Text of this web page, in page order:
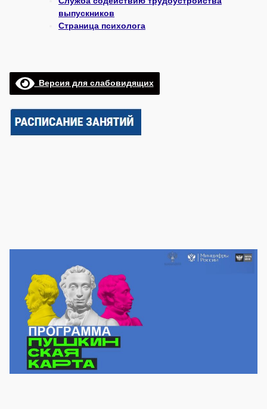
выпускников
Страница психолога
Версия для слабовидящих